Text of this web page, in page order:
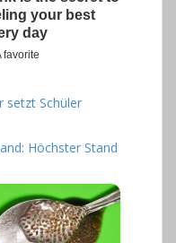
setzt Schüler
Höchster Stand